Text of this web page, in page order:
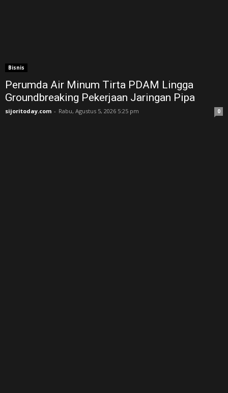
Bisnis
Perumda Air Minum Tirta PDAM Lingga
Groundbreaking Pekerjaan Jaringan Pipa
sijoritoday.com - Rabu, Agustus 5, 2026 5:25 pm 0